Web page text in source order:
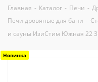
Главная - Каталог - Печи -
Печи дровяные для бани -
и сауны ИзиСтим Южная 22
Новинка